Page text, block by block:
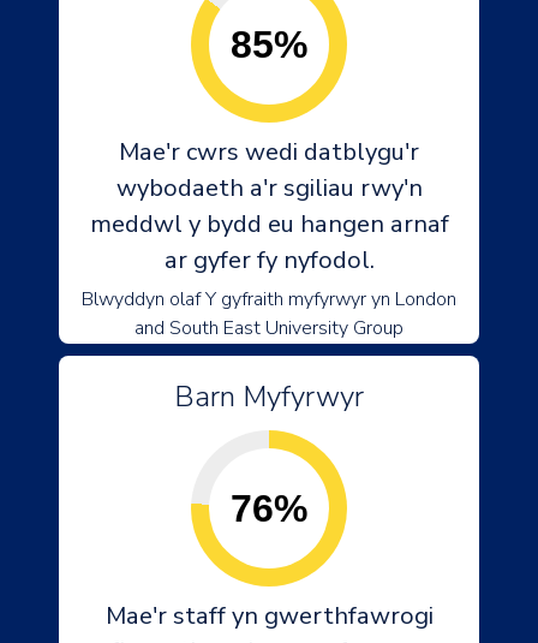
85%
Mae'r cwrs wedi datblygu'r
wybodaeth a'r sgiliau rwy'n
meddwl y bydd eu hangen arnaf
ar gyfer fy nyfodol.
Blwyddyn olaf Y gyfraith myfyrwyr yn London
and South East University Group
Barn Myfyrwyr
76%
Mae'r staff yn gwerthfawrogi